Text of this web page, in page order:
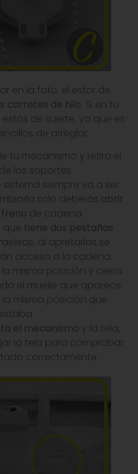
en la foto, el estor de
carretes de hilo . Si en tu
de suerte, ya que es
de arreglar.
tu mecanismo y retira el
los soportes.
siempre va a ser
solo deberás abrir
de cadena.
que tiene dos pestañas
al apretarlas se
acceso a la cadena.
misma posición y cierra
el muelle que aparece
misma posición que
el mecanismo y la tela,
la tela para comprobar
correctamente.